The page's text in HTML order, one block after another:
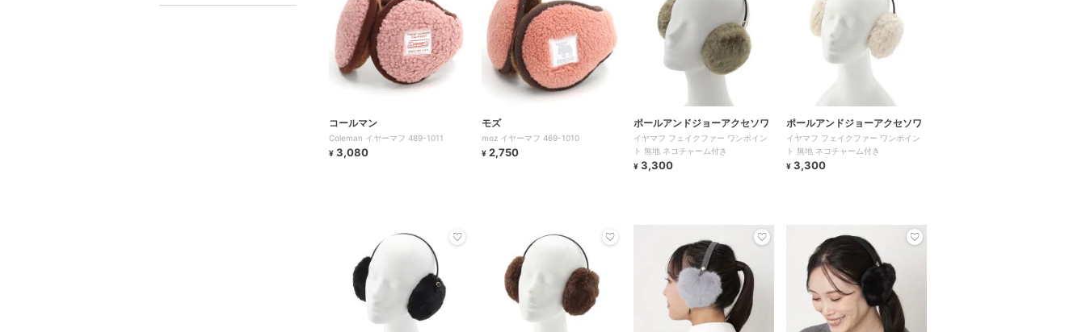
コールマン
Coleman イヤーマフ 489-1011
¥ 3,080
モズ
moz イヤーマフ 469-1010
¥ 2,750
ポールアンドジョーアクセソワ
イヤマフ フェイクファー ワンポイン
ト 無地 ネコチャーム付き
¥ 3,300
ポールアンドジョーアクセソワ
イヤマフ フェイクファー ワンポイン
ト 無地 ネコチャーム付き
¥ 3,300